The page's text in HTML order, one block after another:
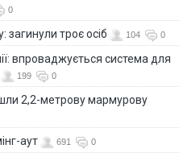
0
загинули троє осіб 104 0
впроваджується система для
199 0
2,2-метрову мармурову
аут 691 0